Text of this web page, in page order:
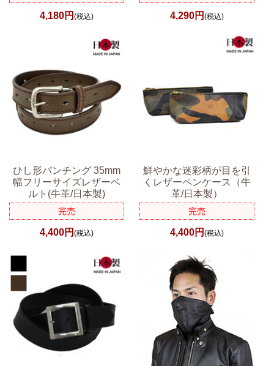
4,180円(税込) 4,290円 (税込)
ひし形パンチング 35mm
幅フリーサイズレザーベ
ルト(牛革/日本製)
完売
4,400円(税込)
鮮やかな迷彩柄が目を引
くレザーペンケース（牛
革/日本製）
完売
4,400円 (税込)